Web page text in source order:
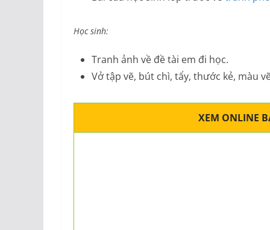
Học sinh:
Tranh ảnh về đề tài em đi học.
Vở tập vẽ, bút chì, tẩy, thước kẻ, màu
XEM ONLINE